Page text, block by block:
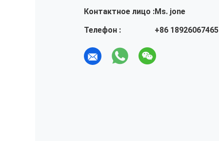
Контактное лицо :Ms. jone
Телефон :
+86 18926067465